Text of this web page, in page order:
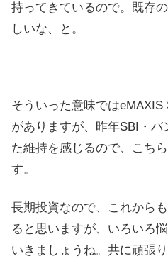
持ってきているので。既存
しいな、と。
そういった意味では
がありますが、昨年SBI・
た維持を感じるので、こち
す。
長期投資なので、これから
ると思いますが、いろいろ
いきましょうね。共に頑張り